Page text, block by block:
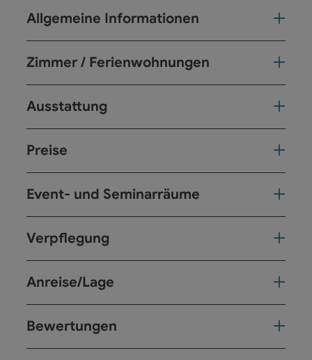
Allgemeine Informationen
Zimmer / Ferienwohnungen
Ausstattung
Preise
Event- und Seminarräume
Verpflegung
Anreise/Lage
Bewertungen